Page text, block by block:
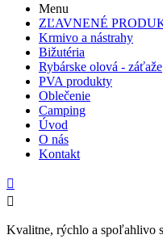
Menu
ZĽAVNENÉ
Krmivo a nástrahy
Bižutéria
Rybárske olová - záťaže
PVA produkty
Oblečenie
Camping
Úvod
O nás
Kontakt


Kvalitne, rýchlo a spoľahlivo